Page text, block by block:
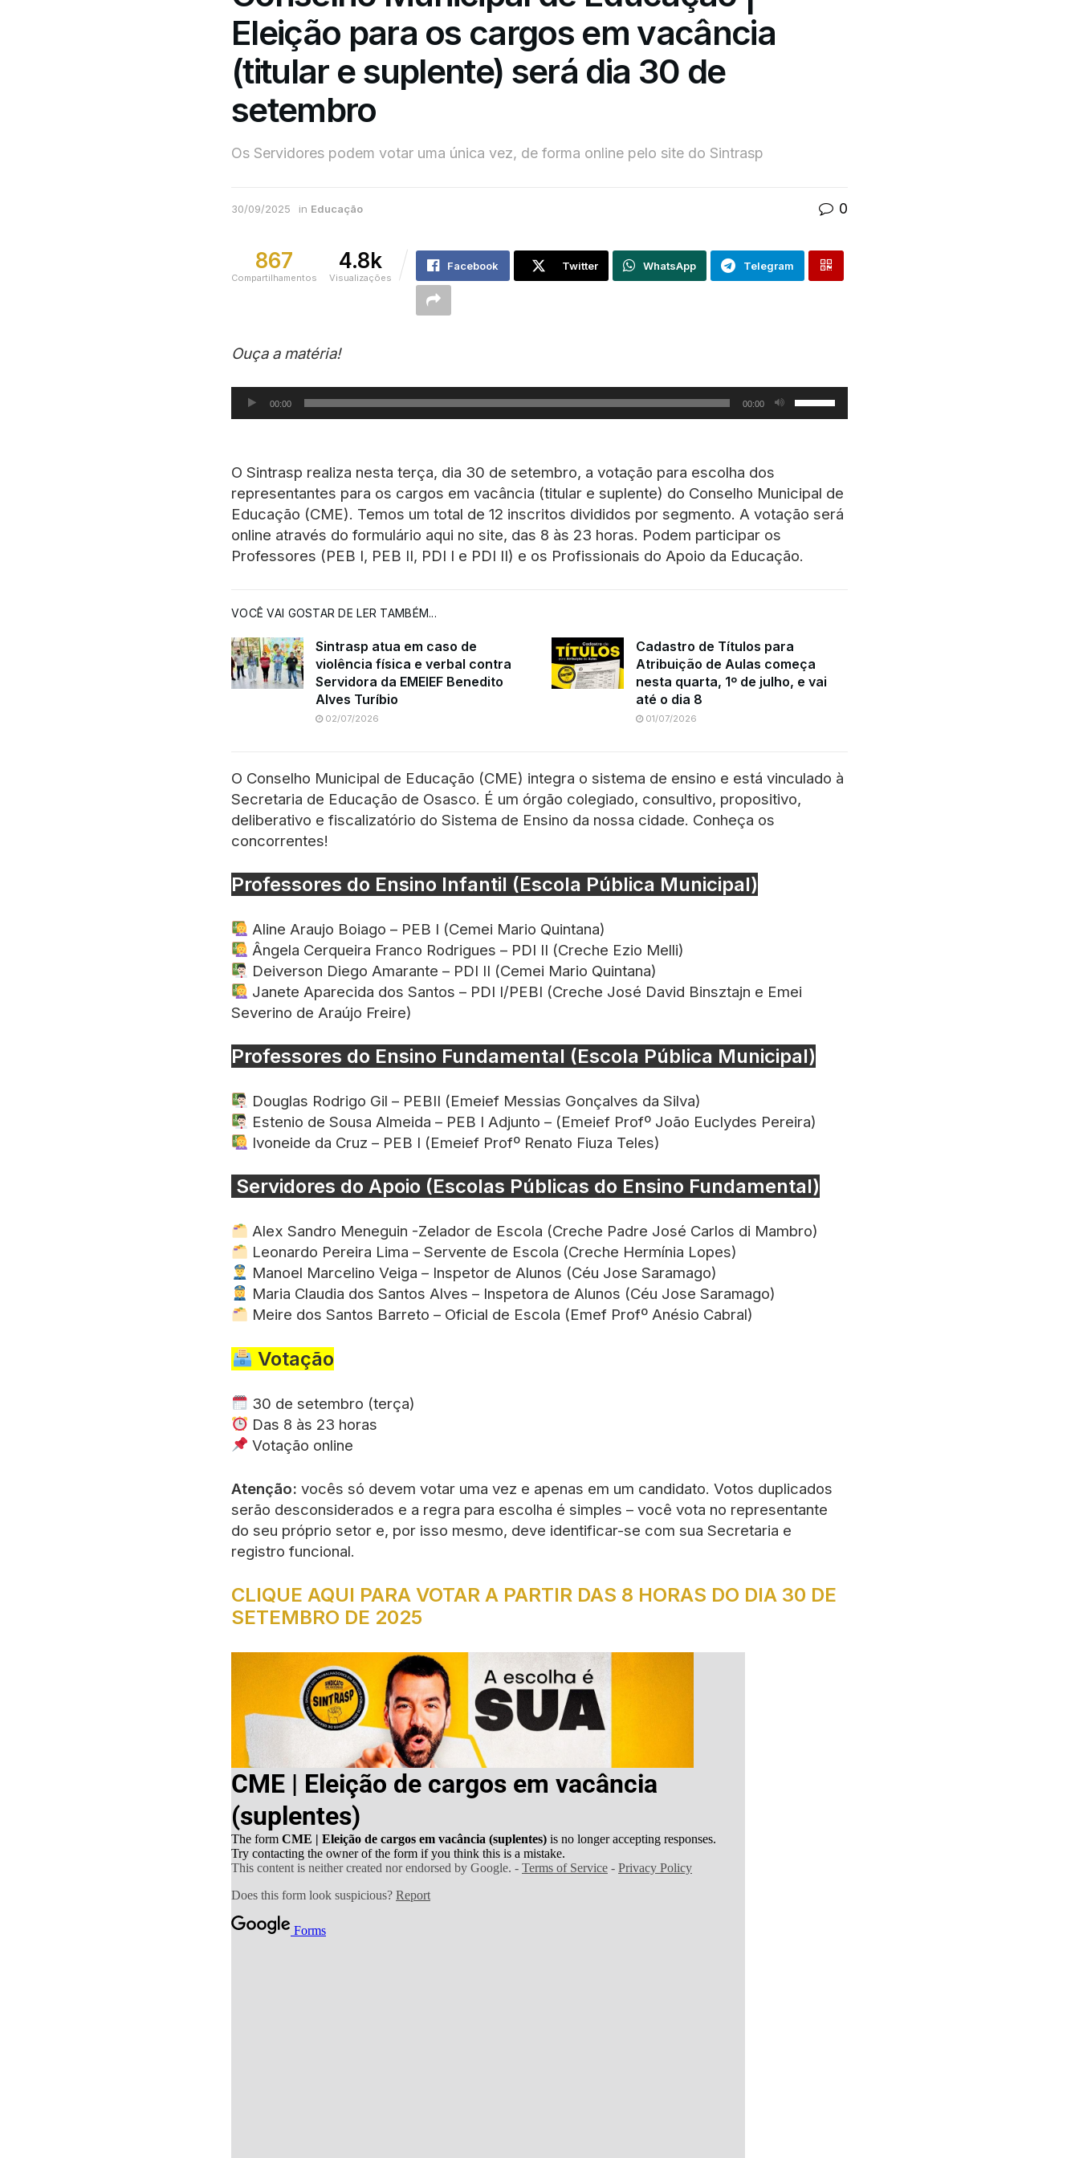
Eleição para os cargos em vacância
(titular e suplente) será dia 30 de
setembro
Os Servidores podem votar uma única vez, de forma online pelo site do Sintrasp
30/09/2025 in Educação 0
867
Compartilhamentos
4.8k
Visualizações
Facebook Twitter WhatsApp Telegram
Ouça a matéria!
Tocador de áudio
00:00 00:00
as
ou
para
para
volume.
O Sintrasp realiza nesta terça, dia 30 de setembro, a votação para escolha dos
representantes para os cargos em vacância (titular e suplente) do Conselho Municipal de
Educação (CME). Temos um total de 12 inscritos divididos por segmento. A votação será
online através do formulário aqui no site, das 8 às 23 horas. Podem participar os
Professores (PEB I, PEB II, PDI I e PDI II) e os Profissionais do Apoio da Educação.
VOCÊ VAI GOSTAR DE LER TAMBÉM...
Sintrasp atua em caso de
violência física e verbal contra
Servidora da EMEIEF Benedito
Alves Turíbio
02/07/2026
Cadastro de Títulos para
Atribuição de Aulas começa
nesta quarta, 1º de julho, e vai
até o dia 8
01/07/2026
O Conselho Municipal de Educação (CME) integra o sistema de ensino e está vinculado à
Secretaria de Educação de Osasco. É um órgão colegiado, consultivo, propositivo,
deliberativo e fiscalizatório do Sistema de Ensino da nossa cidade. Conheça os
concorrentes!
Professores do Ensino Infantil (Escola Pública Municipal)
Aline Araujo Boiago – PEB I (Cemei Mario Quintana)
Ângela Cerqueira Franco Rodrigues – PDI II (Creche Ezio Melli)
Deiverson Diego Amarante – PDI II (Cemei Mario Quintana)
Janete Aparecida dos Santos – PDI I/PEBI (Creche José David Binsztajn e Emei
Severino de Araújo Freire)
Professores do Ensino Fundamental (Escola Pública Municipal)
Douglas Rodrigo Gil – PEBII (Emeief Messias Gonçalves da Silva)
Estenio de Sousa Almeida – PEB I Adjunto – (Emeief Profº João Euclydes Pereira)
Ivoneide da Cruz – PEB I (Emeief Profº Renato Fiuza Teles)
Servidores do Apoio (Escolas Públicas do Ensino Fundamental)
Alex Sandro Meneguin -Zelador de Escola (Creche Padre José Carlos di Mambro)
Leonardo Pereira Lima – Servente de Escola (Creche Hermínia Lopes)
Manoel Marcelino Veiga – Inspetor de Alunos (Céu Jose Saramago)
Maria Claudia dos Santos Alves – Inspetora de Alunos (Céu Jose Saramago)
Meire dos Santos Barreto – Oficial de Escola (Emef Profº Anésio Cabral)
Votação
30 de setembro (terça)
Das 8 às 23 horas
Votação online
Atenção: vocês só devem votar uma vez e apenas em um candidato. Votos duplicados
serão desconsiderados e a regra para escolha é simples – você vota no representante
do seu próprio setor e, por isso mesmo, deve identificar-se com sua Secretaria e
registro funcional.
CLIQUE AQUI PARA VOTAR A PARTIR DAS 8 HORAS DO DIA 30 DE
SETEMBRO DE 2025